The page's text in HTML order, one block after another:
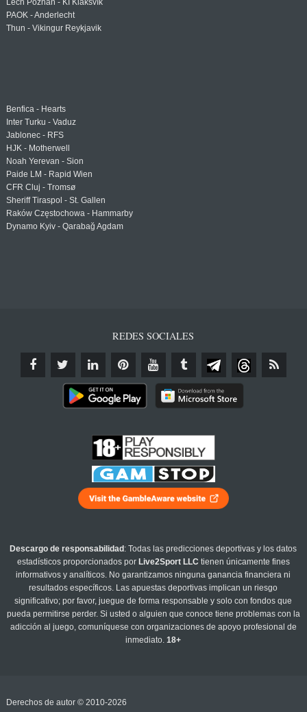
Lech Poznań - KÍ Klaksvík
PAOK - Anderlecht
Thun - Vikingur Reykjavik
Benfica - Hearts
Inter Turku - Vaduz
Jablonec - RFS
HJK - Motherwell
Noah Yerevan - Sion
Paide LM - Rapid Wien
CFR Cluj - Tromsø
Sheriff Tiraspol - St. Gallen
Raków Częstochowa - Hammarby
Dynamo Kyiv - Qarabağ Agdam
REDES SOCIALES
Descargo de responsabilidad : Todas las predicciones deportivas y los datos
estadísticos proporcionados por Live2Sport LLC tienen únicamente fines
informativos y analíticos. No garantizamos ninguna ganancia financiera ni
resultados específicos. Las apuestas deportivas implican un riesgo
significativo; por favor, juegue de forma responsable y solo con fondos que
pueda permitirse perder. Si usted o alguien que conoce tiene problemas con la
adicción al juego, comuníquese con organizaciones de apoyo profesional de
inmediato.18+
Derechos de autor © 2010-2026